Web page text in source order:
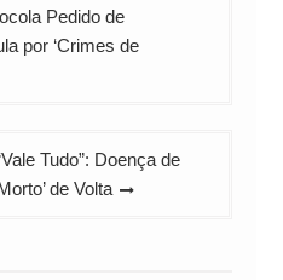
Pedido de
por ‘Crimes de
Tudo”: Doença de
de Volta